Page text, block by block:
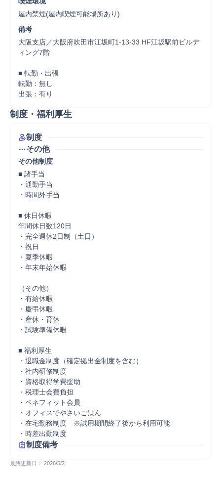
屋内禁煙(屋内喫煙可能場所あり)
備考
大阪支店／大阪府吹田市江坂町1-13-33 HF江坂駅前ビルデ
ィング7階
■ 転勤・出張
転勤：無し
出張：有り
制度・福利厚生
制度
その他
その他制度
■ 諸手当
・通勤手当
・時間外手当
■ 休日休暇
年間休日数120日
・完全週休2日制（土日）
・祝日
・夏季休暇
・年末年始休暇
（その他）
・有給休暇
・慶弔休暇
・産休・育休
・試験準備休暇
■ 福利厚生
・退職金制度（確定拠出金制度を含む）
・社内研修制度
・資格取得学費援助
・税理士会費負担
・ベネフィット会員
・オフィスでやさいごはん
・在宅勤務制度　※試用期間終了後から利用可能
・時差出勤制度
制度備考
最終更新日： 2026/5/2